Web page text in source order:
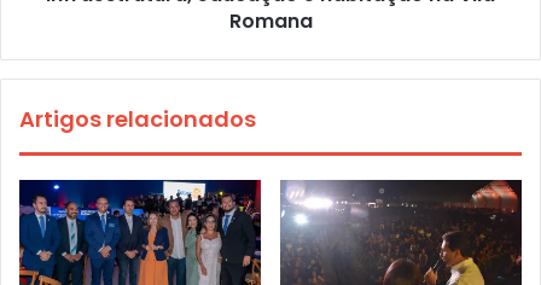
Romana
Artigos relacionados